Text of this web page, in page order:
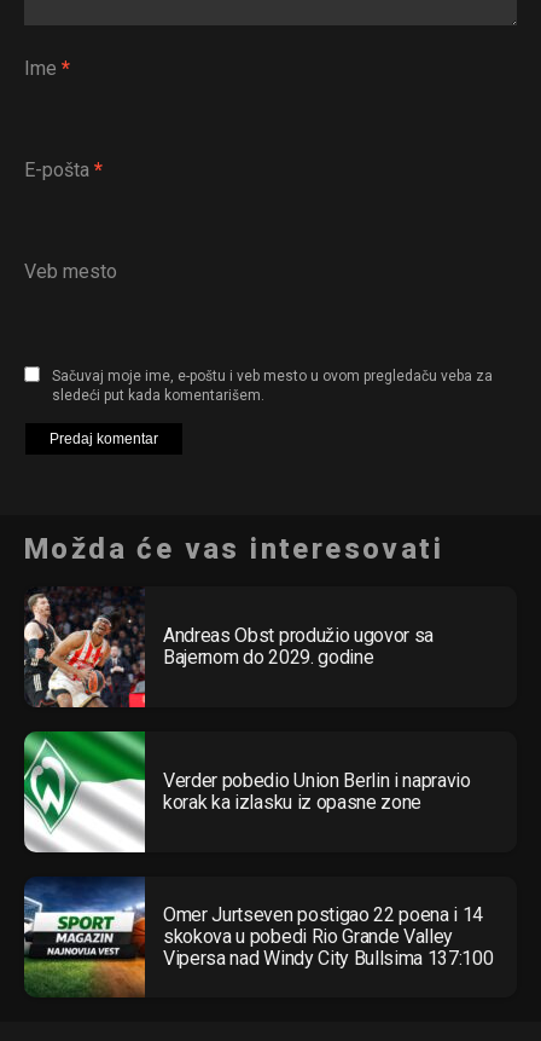
Ime *
E-pošta *
Veb mesto
Sačuvaj moje ime, e-poštu i veb mesto u ovom pregledaču veba za
sledeći put kada komentarišem.
Možda će vas interesovati
Andreas Obst produžio ugovor sa
Bajernom do 2029. godine
Verder pobedio Union Berlin i napravio
korak ka izlasku iz opasne zone
Omer Jurtseven postigao 22 poena i 14
skokova u pobedi Rio Grande Valley
Vipersa nad Windy City Bullsima 137:100